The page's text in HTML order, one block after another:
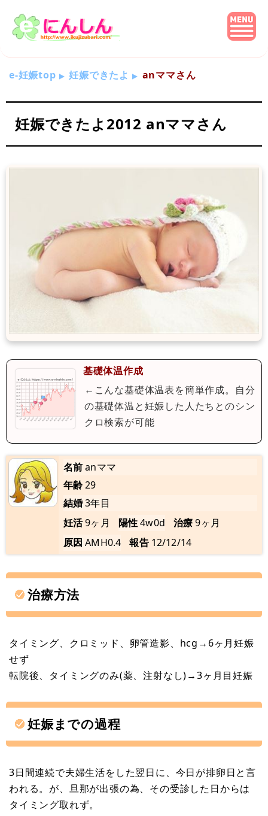
e-妊娠top 妊娠できたよ anママさん
妊娠できたよ2012 anママさん
基礎体温作成
←こんな基礎体温表を簡単作成。自分
の基礎体温と妊娠した人たちとのシン
クロ検索が可能
名前anママ
年齢29
結婚3年目
妊活9ヶ月 陽性4w0d 治療 9ヶ月
原因 AMH0.4 報告 12/12/14
治療方法
タイミング、クロミッド、卵管造影、hcg→6ヶ月妊娠
せず
転院後、タイミングのみ(薬、注射なし)→3ヶ月目妊娠
妊娠までの過程
3日間連続で夫婦生活をした翌日に、今日が排卵日と言
われる。が、旦那が出張の為、その受診した日からは
タイミング取れず。